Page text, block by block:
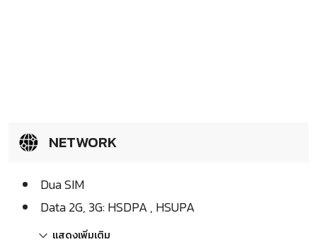
NETWORK
Dua SIM
Data 2G, 3G: HSDPA , HSUPA
แสดงเพิ่มเติม